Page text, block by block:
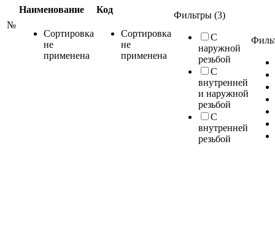
№
Наименование
Сортировка
не
применена
Код
Сортировка
не
применена
Фильтры (3)
С
наружной
резьбой
С
внутренней
и наружной
резьбой
С
внутренней
резьбой